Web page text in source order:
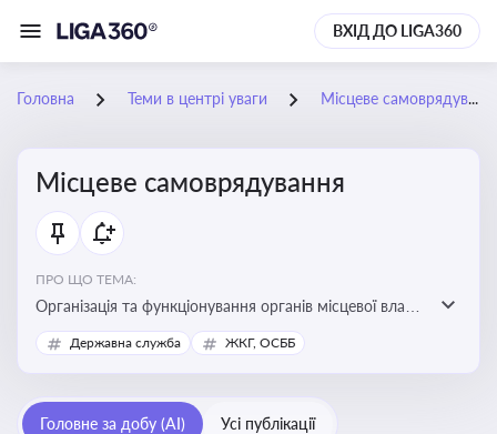
ВХІД ДО LIGA360
Головна Теми в центрі уваги Місцеве самоврядування
Місцеве самоврядування
ПРО ЩО ТЕМА:
Організація та функціонування органів місцевої влади,
які приймають рішення та здійснюють управлінські
функції на рівні місцевих громад (міст, сіл, селищ)
Державна служба ЖКГ, ОСББ
Головне за добу (AI) Усі публікації